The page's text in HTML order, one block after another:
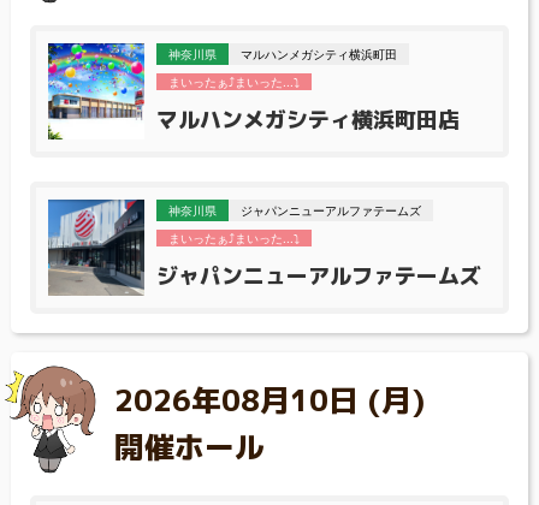
神奈川県
マルハンメガシティ横浜町田
まいったぁ⤴まいった...⤵
マルハンメガシティ横浜町田店
神奈川県
ジャパンニューアルファテームズ
まいったぁ⤴まいった...⤵
ジャパンニューアルファテームズ
2026年08月10日 (月)
開催ホール